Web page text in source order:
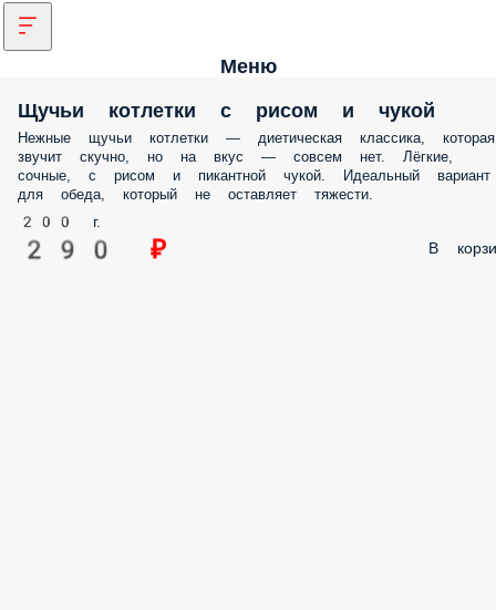
Меню
Щучьи котлетки с рисом и чукой
Нежные щучьи котлетки — диетическая классика, которая
звучит скучно, но на вкус — совсем нет. Лёгкие,
сочные, с рисом и пикантной чукой. Идеальный вариант
для обеда, который не оставляет тяжести.
200 г.
290 ₽ В